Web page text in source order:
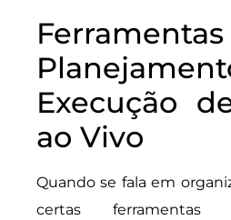
Execução
ao Vivo
Quando se fala em
certas ferramentas